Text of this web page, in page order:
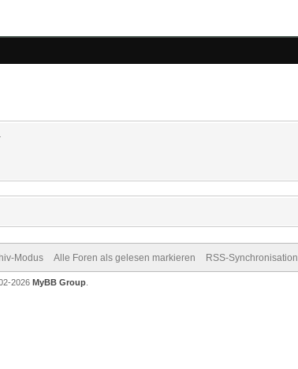
Modus Alle Foren als gelesen markieren RSS-Synchronisation
2026 MyBB Group.